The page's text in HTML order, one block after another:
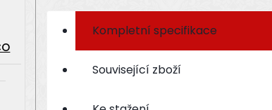
Kompletní specifikace
Související zboží